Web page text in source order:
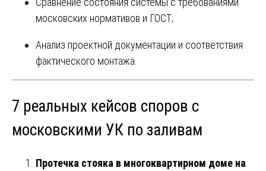
московских нормативов и ГОСТ;
Анализ проектной документации и соответствия
фактического монтажа.
7 реальных кейсов споров с
московскими УК по заливам
Протечка стояка в многоквартирном доме на